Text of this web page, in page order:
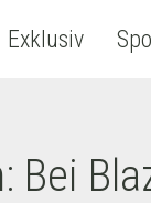
Exklusiv
Bei